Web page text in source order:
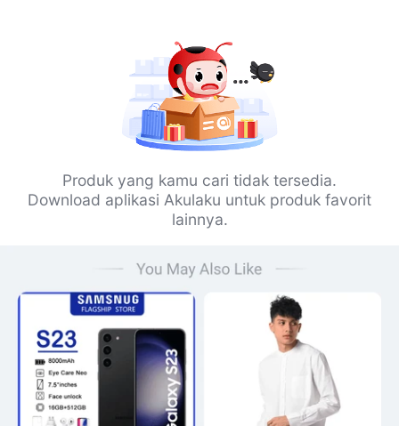
Produk yang kamu cari tidak tersedia.
Download aplikasi Akulaku untuk produk favorit
lainnya.